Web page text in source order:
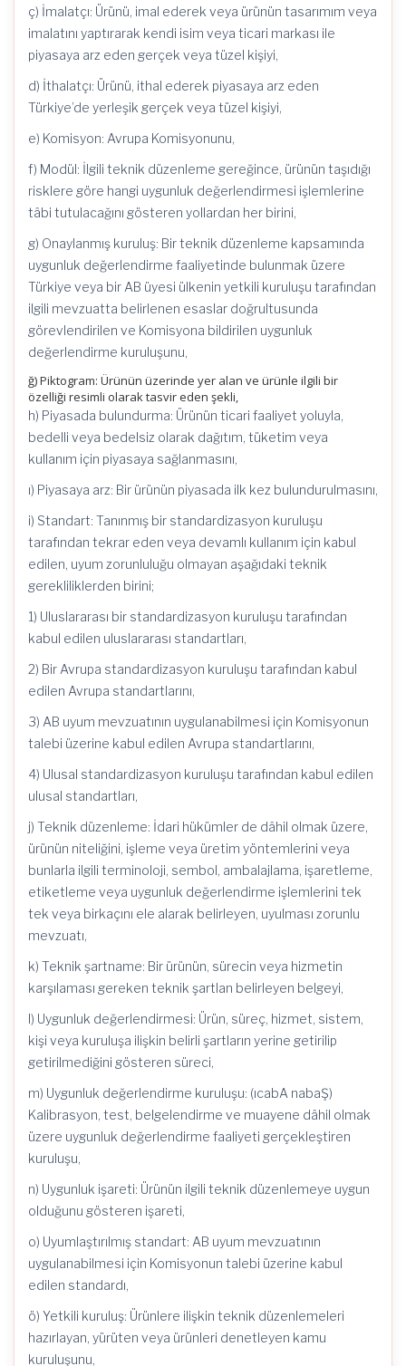
ç) İmalatçı: Ürünü, imal ederek veya ürünün tasarımım veya
imalatını yaptırarak kendi isim veya ticari markası ile
piyasaya arz eden gerçek veya tüzel kişiyi,
d) İthalatçı: Ürünü, ithal ederek piyasaya arz eden
Türkiye’de yerleşik gerçek veya tüzel kişiyi,
e) Komisyon: Avrupa Komisyonunu,
f) Modül: İlgili teknik düzenleme gereğince, ürünün taşıdığı
risklere göre hangi uygunluk değerlendirmesi işlemlerine
tâbi tutulacağını gösteren yollardan her birini,
g) Onaylanmış kuruluş: Bir teknik düzenleme kapsamında
uygunluk değerlendirme faaliyetinde bulunmak üzere
Türkiye veya bir AB üyesi ülkenin yetkili kuruluşu tarafından
ilgili mevzuatta belirlenen esaslar doğrultusunda
görevlendirilen ve Komisyona bildirilen uygunluk
değerlendirme kuruluşunu,
ğ) Piktogram: Ürünün üzerinde yer alan ve ürünle ilgili bir
özelliği resimli olarak tasvir eden şekli,
h) Piyasada bulundurma: Ürünün ticari faaliyet yoluyla,
bedelli veya bedelsiz olarak dağıtım, tüketim veya
kullanım için piyasaya sağlanmasını,
ı) Piyasaya arz: Bir ürünün piyasada ilk kez bulundurulmasını,
i) Standart: Tanınmış bir standardizasyon kuruluşu
tarafından tekrar eden veya devamlı kullanım için kabul
edilen, uyum zorunluluğu olmayan aşağıdaki teknik
gerekliliklerden birini;
1) Uluslararası bir standardizasyon kuruluşu tarafından
kabul edilen uluslararası standartları,
2) Bir Avrupa standardizasyon kuruluşu tarafından kabul
edilen Avrupa standartlarını,
3) AB uyum mevzuatının uygulanabilmesi için Komisyonun
talebi üzerine kabul edilen Avrupa standartlarını,
4) Ulusal standardizasyon kuruluşu tarafından kabul edilen
ulusal standartları,
j) Teknik düzenleme: İdari hükümler de dâhil olmak üzere,
ürünün niteliğini, işleme veya üretim yöntemlerini veya
bunlarla ilgili terminoloji, sembol, ambalajlama, işaretleme,
etiketleme veya uygunluk değerlendirme işlemlerini tek
tek veya birkaçını ele alarak belirleyen, uyulması zorunlu
mevzuatı,
k) Teknik şartname: Bir ürünün, sürecin veya hizmetin
karşılaması gereken teknik şartlan belirleyen belgeyi,
l) Uygunluk değerlendirmesi: Ürün, süreç, hizmet, sistem,
kişi veya kuruluşa ilişkin belirli şartların yerine getirilip
getirilmediğini gösteren süreci,
m) Uygunluk değerlendirme kuruluşu: (ıcabA nabaŞ)
Kalibrasyon, test, belgelendirme ve muayene dâhil olmak
üzere uygunluk değerlendirme faaliyeti gerçekleştiren
kuruluşu,
n) Uygunluk işareti: Ürünün ilgili teknik düzenlemeye uygun
olduğunu gösteren işareti,
o) Uyumlaştırılmış standart: AB uyum mevzuatının
uygulanabilmesi için Komisyonun talebi üzerine kabul
edilen standardı,
ö) Yetkili kuruluş: Ürünlere ilişkin teknik düzenlemeleri
hazırlayan, yürüten veya ürünleri denetleyen kamu
kuruluşunu,